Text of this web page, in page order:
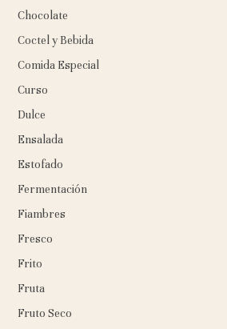
Chocolate
Coctel y Bebida
Comida Especial
Curso
Dulce
Ensalada
Estofado
Fermentación
Fiambres
Fresco
Frito
Fruta
Fruto Seco